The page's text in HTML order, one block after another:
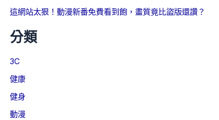
這網站太狠！動漫新番免費看到飽，畫質竟比盜版還讚？
分類
3C
健康
健身
動漫